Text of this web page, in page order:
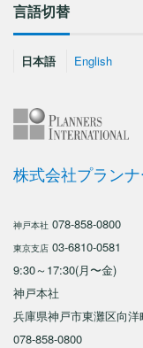
言語切替
日本語 English
株式会社プラン
神戸本社 078-858-0800
東京支店 03-6810-0581
9:30～17:30(月〜金)
神戸本社
兵庫県神戸市東灘区向
078-858-0800